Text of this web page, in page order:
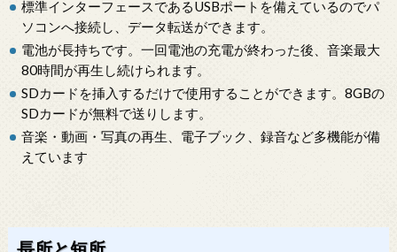
標準インターフェースであるUSBポートを備えているのでパ
ソコンへ接続し、データ転送ができます。
電池が長持ちです。一回電池の充電が終わった後、音楽最大
80時間が再生し続けられます。
SDカードを挿入するだけで使用することができます。8GBの
SDカードが無料で送りします。
音楽・動画・写真の再生、電子ブック、録音など多機能が備
えています